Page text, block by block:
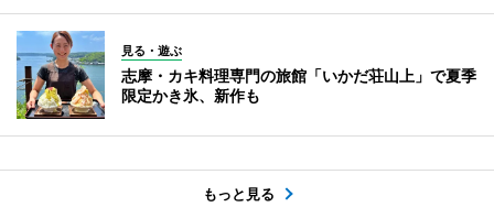
見る・遊ぶ
志摩・カキ料理専門の旅館「いかだ荘山上」で夏季
限定かき氷、新作も
もっと見る